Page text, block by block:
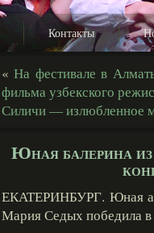
Контакты
«На фестивале в
фильма узбекского
Силичи — излюбленное
Юная балерина из
ЕКАТЕРИНБУРГ. Юная
Мария Седых победила